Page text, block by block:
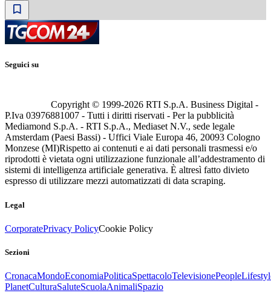
Seguici su
Copyright © 1999-2026 RTI S.p.A. Business Digital -
P.Iva 03976881007 - Tutti i diritti riservati - Per la pubblicità
Mediamond S.p.A. - RTI S.p.A., Mediaset N.V., sede legale
Amsterdam (Paesi Bassi) - Uffici Viale Europa 46, 20093 Cologno
Monzese (MI)Rispetto ai contenuti e ai dati personali trasmessi e/o
riprodotti è vietata ogni utilizzazione funzionale all’addestramento di
sistemi di intelligenza artificiale generativa. È altresì fatto divieto
espresso di utilizzare mezzi automatizzati di data scraping.
Legal
CorporatePrivacy PolicyCookie Policy
Sezioni
CronacaMondoEconomiaPoliticaSpettacoloTelevisionePeople
PlanetCulturaSaluteScuolaAnimaliSpazio